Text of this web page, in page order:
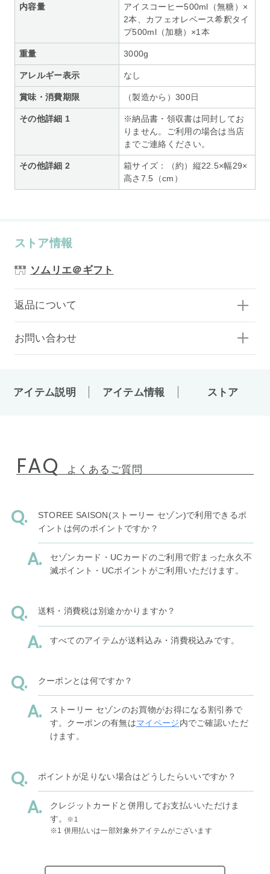
内容量
アイスコーヒー500ml（無糖）×
2本、カフェオレベース希釈タイ
プ500ml（加糖）×1本
重量 3000g
アレルギー表示 なし
賞味・消費期限 （製造から）300日
その他詳細 1
※納品書・領収書は同封してお
りません。ご利用の場合は当店
までご連絡ください。
その他詳細 2
箱サイズ：（約）縦22.5×幅29×
高さ7.5（cm）
ストア情報
ソムリエ＠ギフト
返品について
お問い合わせ
アイテム説明 アイテム情報 ストア
FAQ よくあるご質問
STOREE SAISON(ストーリー セゾン)で利用できるポ
イントは何のポイントですか？
セゾンカード・UCカードのご利用で貯まった永久不
滅ポイント・UCポイントがご利用いただけます。
送料・消費税は別途かかりますか？
すべてのアイテムが送料込み・消費税込みです。
クーポンとは何ですか？
ストーリー セゾンのお買物がお得になる割引券で
す。クーポンの有無はマイページ内でご確認いただ
けます。
ポイントが足りない場合はどうしたらいいですか？
クレジットカードと併用してお支払いいただけま
す。
※1
※1 併用払いは一部対象外アイテムがございます